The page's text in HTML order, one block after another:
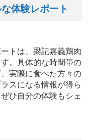
体験レポート
トは、梁記嘉義鶏肉
。具体的な時間帯の
実際に食べた方々の
スになる情報が得ら
ひ自分の体験もシェ